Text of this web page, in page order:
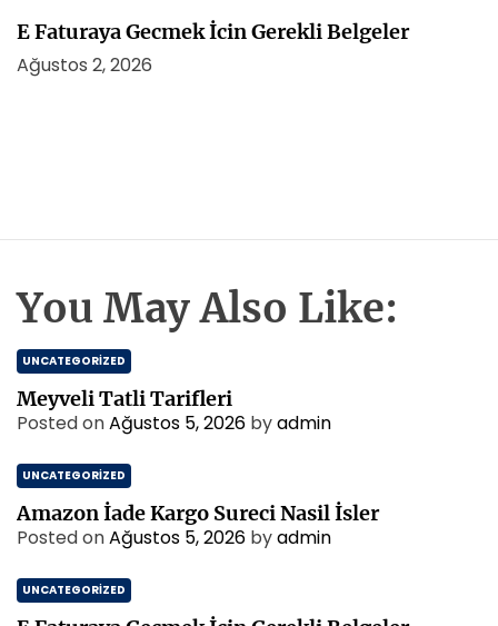
E Faturaya Gecmek İcin Gerekli Belgeler
Ağustos 2, 2026
You May Also Like:
UNCATEGORIZED
Meyveli Tatli Tarifleri
Posted onAğustos 5, 2026 byadmin
UNCATEGORIZED
Amazon İade Kargo Sureci Nasil İsler
Posted onAğustos 5, 2026 byadmin
UNCATEGORIZED